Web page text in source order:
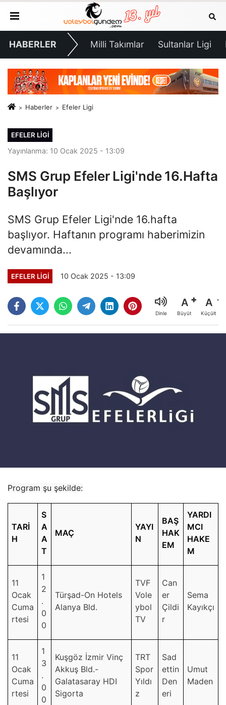
HABERLER Milli Takımlar Sultanlar Ligi
Haberler Efeler Ligi
EFELER LIGI
Yayınlanma: 10 Ocak 2025 - 13:09
SMS Grup Efeler Ligi'nde 16.Hafta
Başlıyor
SMS Grup Efeler Ligi'nde 16.hafta
başlıyor. Haftanın programı haberimizin
devamında...
EFELER LIGI 10 Ocak 2025 - 13:09
Dinle
A
Büyüt
A
Küçült
Program şu şekilde:
TARİ
H
S
A
A
T
MAÇ
YAYI
N
BAŞ
HAK
EM
YARDI
MCI
HAKE
M
11
Ocak
Cuma
rtesi
1
2
.
0
0
Türşad-On Hotels
Alanya Bld.
TVF
Vole
ybol
TV
Can
er
Çildi
r
Sema
Kayıkçı
11
Ocak
Cuma
rtesi
1
3
.
0
0
Kuşgöz İzmir Vinç
Akkuş Bld.-
Galatasaray HDI
Sigorta
TRT
Spor
Yıldı
z
Sad
ettin
Den
eri
Umut
Maden